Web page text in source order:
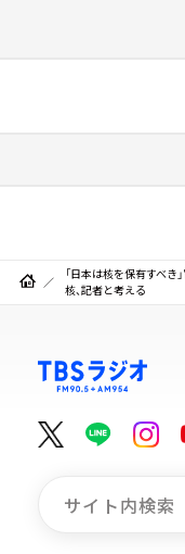
「日本は核を保有すべ
核、記者と考える